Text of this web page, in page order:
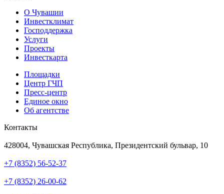
О Чувашии
Инвестклимат
Господдержка
Услуги
Проекты
Инвесткарта
Площадки
Центр ГЧП
Пресс-центр
Единое окно
Об агентстве
Контакты
428004, Чувашская Республика, Президентский бульвар, 10
+7 (8352) 56-52-37
+7 (8352) 26-00-62